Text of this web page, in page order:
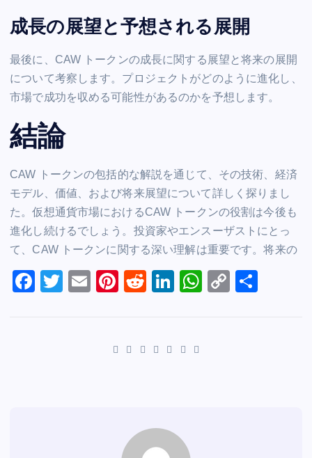
成長の展望と予想される展開
最後に、CAW トークンの成長に関する展望と将来の展開
について考察します。プロジェクトがどのように進化し、
市場で成功を収める可能性があるのかを予想します。
結論
CAW トークンの包括的な解説を通じて、その技術、経済
モデル、価値、および将来展望について詳しく探りまし
た。仮想通貨市場におけるCAW トークンの役割は今後も
進化し続けるでしょう。投資家やエンスーザストにとっ
て、CAW トークンに関する深い理解は重要です。将来の
F
T
E
Pi
e
R
di
Li
e
W
C